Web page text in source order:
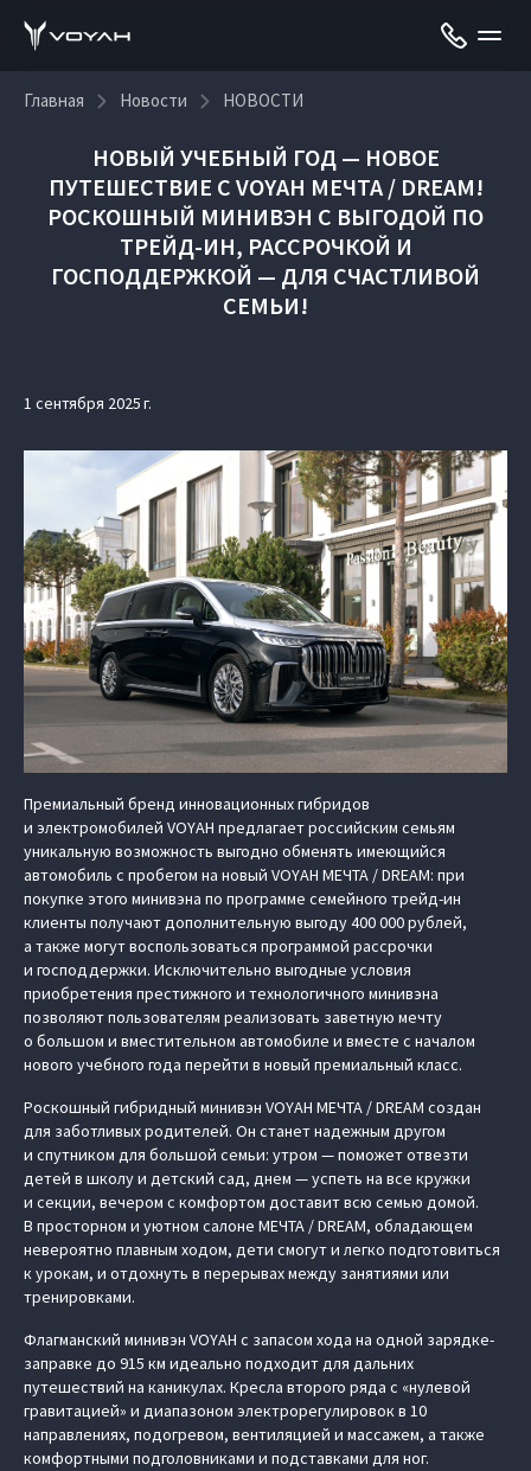
Главная Новости НОВОСТИ
НОВЫЙ УЧЕБНЫЙ ГОД — НОВОЕ
ПУТЕШЕСТВИЕ С VOYAH МЕЧТА / DREAM!
РОСКОШНЫЙ МИНИВЭН С ВЫГОДОЙ ПО
ТРЕЙД-ИН, РАССРОЧКОЙ И
ГОСПОДДЕРЖКОЙ — ДЛЯ СЧАСТЛИВОЙ
СЕМЬИ!
1 сентября 2025 г.
Премиальный бренд инновационных гибридов
и электромобилей VOYAH предлагает российским семьям
уникальную возможность выгодно обменять имеющийся
автомобиль с пробегом на новый VOYAH МЕЧТА / DREAM: при
покупке этого минивэна по программе семейного трейд-ин
клиенты получают дополнительную выгоду 400 000 рублей,
а также могут воспользоваться программой рассрочки
и господдержки. Исключительно выгодные условия
приобретения престижного и технологичного минивэна
позволяют пользователям реализовать заветную мечту
о большом и вместительном автомобиле и вместе с началом
нового учебного года перейти в новый премиальный класс.
Роскошный гибридный минивэн VOYAH МЕЧТА / DREAM создан
для заботливых родителей. Он станет надежным другом
и спутником для большой семьи: утром — поможет отвезти
детей в школу и детский сад, днем — успеть на все кружки
и секции, вечером с комфортом доставит всю семью домой.
В просторном и уютном салоне МЕЧТА / DREAM, обладающем
невероятно плавным ходом, дети смогут и легко подготовиться
к урокам, и отдохнуть в перерывах между занятиями или
тренировками.
Флагманский минивэн VOYAH с запасом хода на одной зарядке-
заправке до 915 км идеально подходит для дальних
путешествий на каникулах. Кресла второго ряда с «нулевой
гравитацией» и диапазоном электрорегулировок в 10
направлениях, подогревом, вентиляцией и массажем, а также
комфортными подголовниками и подставками для ног.